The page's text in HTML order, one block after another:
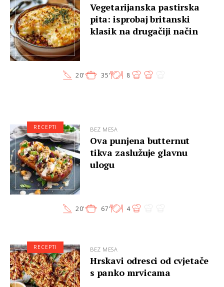
Vegetarijanska pastirska
pita: isprobaj britanski
klasik na drugačiji način
20' 35' 8
BEZ MESA
Ova punjena butternut
tikva zaslužuje glavnu
ulogu
20' 67' 4
RECEPTI
BEZ MESA
Hrskavi odresci od cvjetače
s panko mrvicama
RECEPTI